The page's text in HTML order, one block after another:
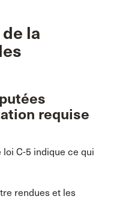
la
requise
C-5 indique ce qui
rendues et les